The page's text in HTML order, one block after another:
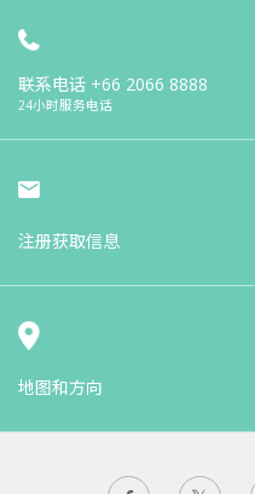
联系电话 +66 2066 8888
24小时服务电话
注册获取信息
地图和方向